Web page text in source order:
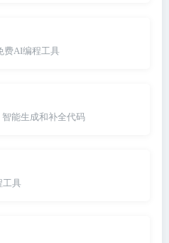
费AI编程工具
能生成和补全代码
工具